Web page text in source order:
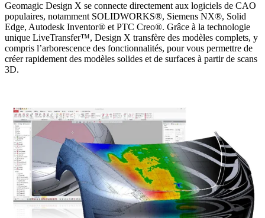
Geomagic Design X se connecte directement aux logiciels de CAO
populaires, notamment SOLIDWORKS®, Siemens NX®, Solid
Edge, Autodesk Inventor® et PTC Creo®. Grâce à la technologie
unique LiveTransfer™, Design X transfère des modèles complets, y
compris l’arborescence des fonctionnalités, pour vous permettre de
créer rapidement des modèles solides et de surfaces à partir de scans
3D.